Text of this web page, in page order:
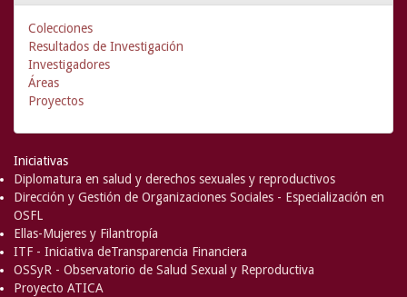
Colecciones
Resultados de Investigación
Investigadores
Áreas
Proyectos
Iniciativas
Diplomatura en salud y derechos sexuales y reproductivos
Dirección y Gestión de Organizaciones Sociales - Especialización en
OSFL
Ellas-Mujeres y Filantropía
ITF - Iniciativa deTransparencia Financiera
OSSyR - Observatorio de Salud Sexual y Reproductiva
Proyecto ATICA